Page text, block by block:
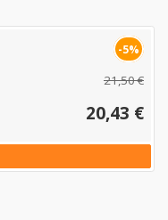
-5%
21,50 €
20,43 €